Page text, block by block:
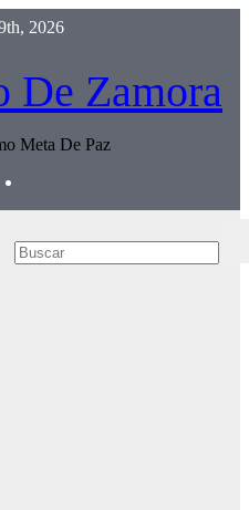
2026
De Zamora
Meta De Paz